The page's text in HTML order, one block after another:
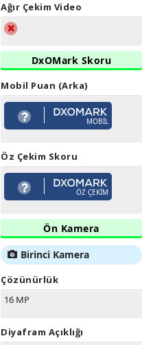
Ağır Çekim Video
DxOMark Skoru
Mobil Puan (Arka)
MOBIL
Öz Çekim Skoru
ÖZ ÇEKIM
Ön Kamera
Birinci Kamera
Çözünürlük
16 MP
Diyafram Açıklığı